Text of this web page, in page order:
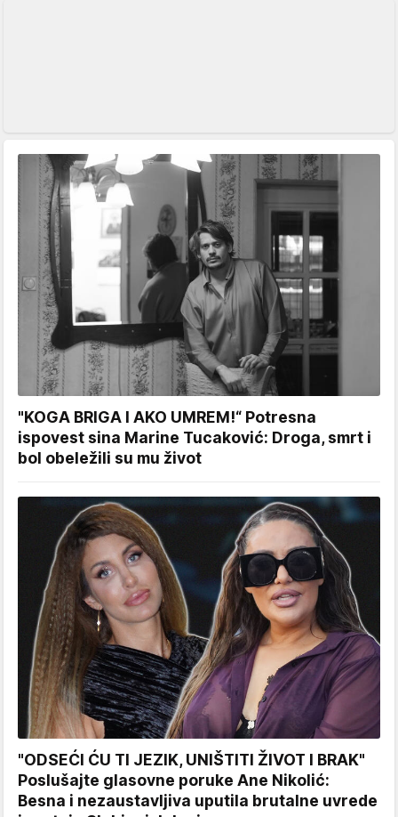
"KOGA BRIGA I AKO UMREM!“ Potresna
ispovest sina Marine Tucaković: Droga, smrt i
bol obeležili su mu život
"ODSEĆI ĆU TI JEZIK, UNIŠTITI ŽIVOT I BRAK"
Poslušajte glasovne poruke Ane Nikolić:
Besna i nezaustavljiva uputila brutalne uvrede